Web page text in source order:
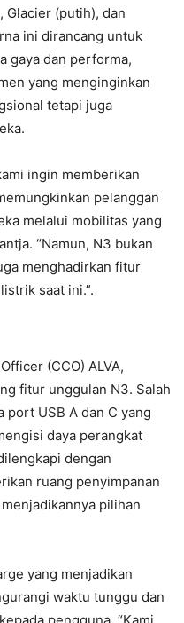
Glacier (putih), dan
ini dirancang untuk
gaya dan performa,
yang menginginkan
tetapi juga
ingin memberikan
pelanggan
melalui mobilitas yang
“Namun, N3 bukan
menghadirkan fitur
saat ini.”.
(CCO) ALVA,
fitur unggulan N3. Salah
port USB A dan C yang
daya perangkat
dengan
ruang penyimpanan
pilihan
yang menjadikan
waktu tunggu dan